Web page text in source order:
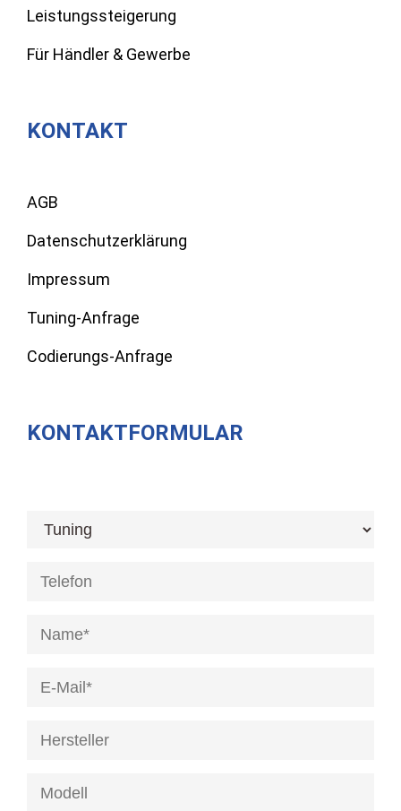
Leistungssteigerung
Für Händler & Gewerbe
KONTAKT
AGB
Datenschutzerklärung
Impressum
Tuning-Anfrage
Codierungs-Anfrage
KONTAKTFORMULAR